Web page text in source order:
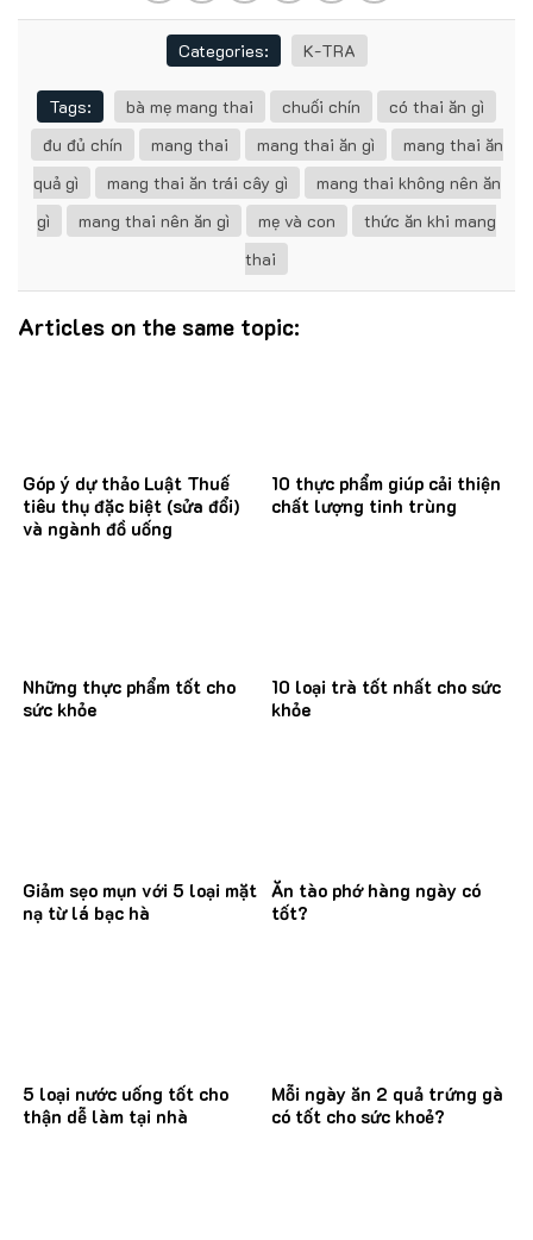
Categories: K-TRA
Tags: bà mẹ mang thai chuối chín
có thai ăn gì
đu đủ chín
mang thai mang thai ăn gì
mang thai ăn
quả gì
mang thai ăn trái cây gì
mang thai không nên ăn
gì
mang thai nên ăn gì mẹ và con
thức ăn khi mang
thai
Articles on the same topic:
Góp ý dự thảo Luật Thuế
tiêu thụ đặc biệt (sửa đổi)
và ngành đồ uống
10 thực phẩm giúp cải thiện
chất lượng tinh trùng
Những thực phẩm tốt cho
sức khỏe
10 loại trà tốt nhất cho sức
khỏe
Giảm sẹo mụn với 5 loại mặt
nạ từ lá bạc hà
Ăn tào phớ hàng ngày có
tốt?
5 loại nước uống tốt cho
thận dễ làm tại nhà
Mỗi ngày ăn 2 quả trứng gà
có tốt cho sức khoẻ?